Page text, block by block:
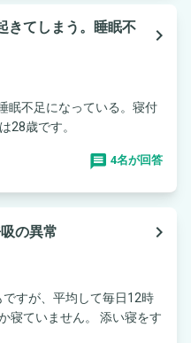
きてしまう。睡眠不
navigate_next
眠不足になっている。寝付
28歳です。
4名が回答
の異常
navigate_next
すが、平均して毎日12時
寝ていません。 添い寝をす